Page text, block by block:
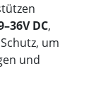
DC,
um
und